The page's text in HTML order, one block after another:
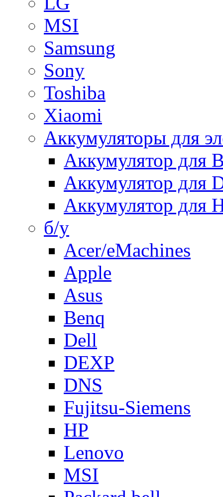
MSI
Samsung
Sony
Toshiba
Xiaomi
Аккумуляторы для
Аккумулятор для
Аккумулятор для
Аккумулятор для
б/у
Acer/eMachines
Apple
Asus
Benq
Dell
DEXP
DNS
Fujitsu-Siemens
HP
Lenovo
MSI